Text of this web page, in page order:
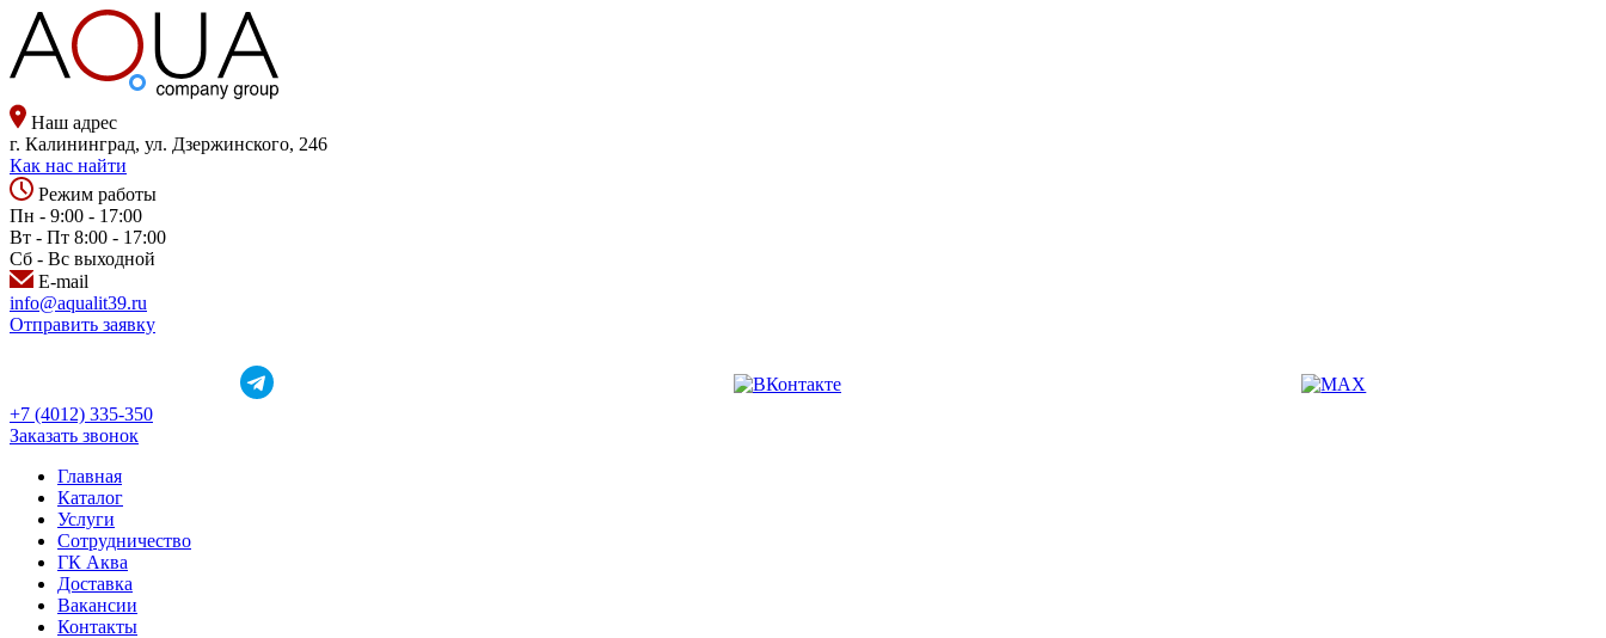
Наш адрес
г. Калининград, ул. Дзержинского, 246
Как нас найти
Режим работы
Пн - 9:00 - 17:00
Вт - Пт 8:00 - 17:00
Сб - Вс выходной
E-mail
info@aqualit39.ru
Отправить заявку
+7 (4012) 335-350
Заказать звонок
Главная
Каталог
Услуги
Сотрудничество
ГК Аква
Доставка
Вакансии
Контакты